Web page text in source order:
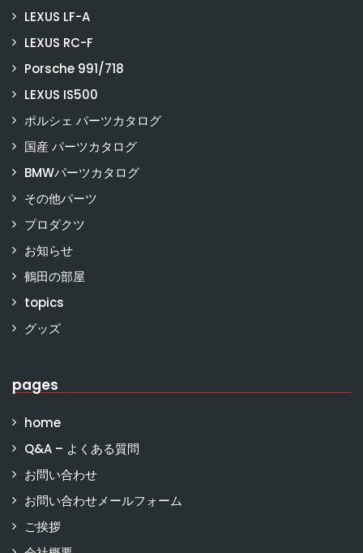
LEXUS LF-A
LEXUS RC-F
Porsche 991/718
LEXUS IS500
ポルシェ パーツカタログ
国産 パーツカタログ
BMWパーツカタログ
その他パーツ
プロダクツ
お知らせ
鶴田の部屋
topics
グッズ
pages
home
Q&A – よくある質問
お問い合わせ
お問い合わせメールフォーム
ご挨拶